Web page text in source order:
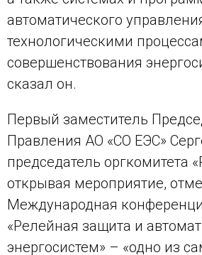
автоматического
технологическими
совершенствования
сказал он.
Первый заместитель
Правления АО «СО ЕЭС»
председатель оргкомитета
открывая мероприятие,
Международная
«Релейная защита и
энергосистем» – «одно из